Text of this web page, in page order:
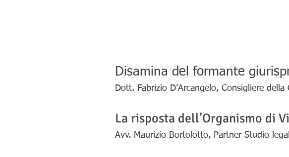
Disamina del formante
Dott. Fabrizio D’Arcangelo, Consigliere della
La risposta dell’Organismo di
Avv. Maurizio Bortolotto, Partner Studio